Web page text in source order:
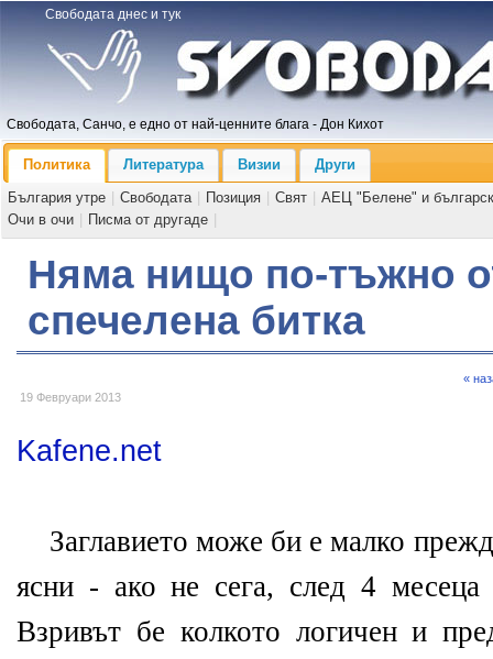
Свободата днес и тук
Свободата, Санчо, е едно от най-ценните блага - Дон Кихот
Политика Литература Визии
Други
България утре
Свободата Позиция Свят
АЕЦ "Белене" и
Очи в очи
Писма от другаде
Няма нищо по-тъжно
спечелена битка
19 Февруари 2013
«
Kafene.net
Заглавието може би е малко
ясни - ако не сега, след 4 месеца
Взривът бе колкото логичен и